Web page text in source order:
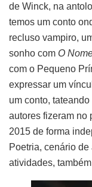
de Winck, na
temos um conto
recluso vampiro,
sonho com O
com o Pequeno
expressar um
um conto,
autores fizeram no
2015 de forma
Poetria, cenário
atividades,